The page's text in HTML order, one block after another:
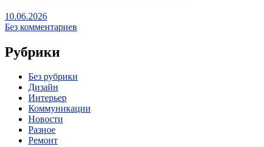
10.06.2026
Без комментариев
Рубрики
Без рубрики
Дизайн
Интерьер
Коммуникации
Новости
Разное
Ремонт